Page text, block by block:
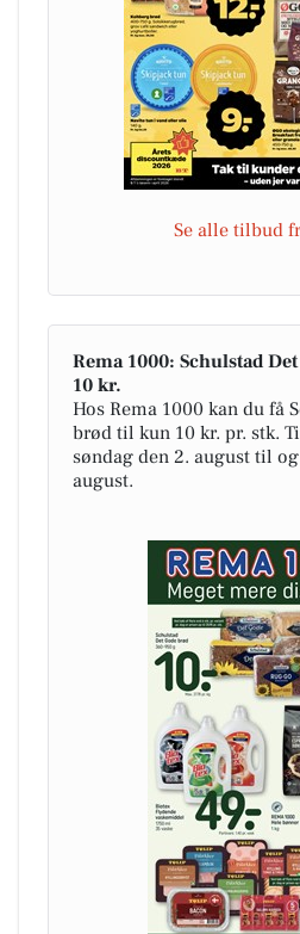
Se alle tilbud
Rema 1000: Schulstad
10 kr.
Hos Rema 1000 kan du få
brød til kun 10 kr. pr. stk.
søndag den 2. august til
august.